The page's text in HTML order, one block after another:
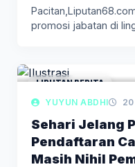
promosi jabatan di
LIPUTAN BERITA
YUYUN ABDHI
Sehari Jelang
Pendaftaran
Masih Nihil